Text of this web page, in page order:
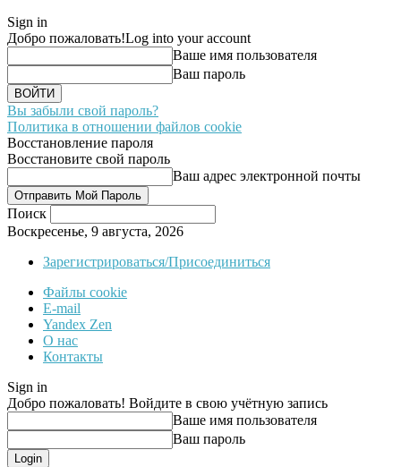
Sign in
Добро пожаловать!Log into your account
Ваше имя пользователя
Ваш пароль
Вы забыли свой пароль?
Политика в отношении файлов cookie
Восстановление пароля
Восстановите свой пароль
Ваш адрес электронной почты
Поиск
Воскресенье, 9 августа, 2026
Зарегистрироваться/Присоединиться
Файлы cookie
E-mail
Yandex Zen
О нас
Контакты
Sign in
Добро пожаловать! Войдите в свою учётную запись
Ваше имя пользователя
Ваш пароль